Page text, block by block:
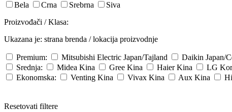
Bela Crna Srebrna
Siva
Proizvođači / Klasa:
Ukazana je: strana brenda / lokacija proizvodnje
Premium: Mitsubishi Electric Japan/Tajland Daikin Japan/
Srednja:
Midea Kina Gree Kina Haier Kina LG
Ekonomska:
Venting Kina Vivax Kina Aux Kina
Resetovati filtere